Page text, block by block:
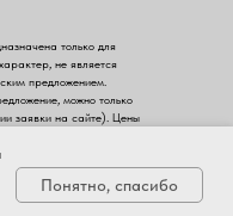
только для
не является
предложением.
можно только
заявки на сайте). Цены
Понятно, спасибо